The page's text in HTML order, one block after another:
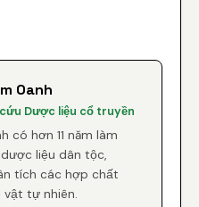
Oanh
Dược liệu cổ truyền
có hơn 11 năm làm
liệu dân tộc,
tích các hợp chất
tự nhiên.